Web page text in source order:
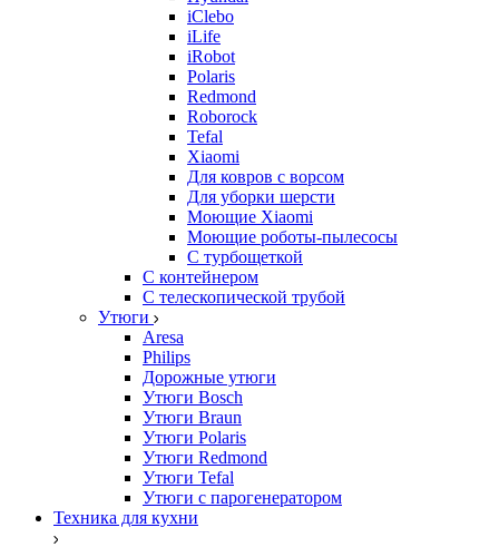
iClebo
iLife
iRobot
Polaris
Redmond
Roborock
Tefal
Xiaomi
Для ковров с ворсом
Для уборки шерсти
Моющие Xiaomi
Моющие роботы-пылесосы
С турбощеткой
С контейнером
С телескопической трубой
Утюги
Aresa
Philips
Дорожные утюги
Утюги Bosch
Утюги Braun
Утюги Polaris
Утюги Redmond
Утюги Tefal
Утюги с парогенератором
Техника для кухни